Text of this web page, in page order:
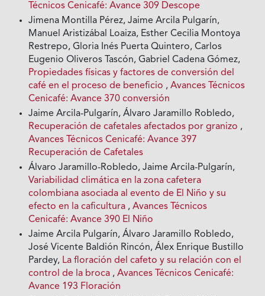
Técnicos Cenicafé: Avance 309 Descope
Jimena Montilla Pérez, Jaime Arcila Pulgarín,
Manuel Aristizábal Loaiza, Esther Cecilia Montoya
Restrepo, Gloria Inés Puerta Quintero, Carlos
Eugenio Oliveros Tascón, Gabriel Cadena Gómez,
Propiedades físicas y factores de conversión del
café en el proceso de beneficio ,Avances Técnicos
Cenicafé: Avance 370 conversión
Jaime Arcila-Pulgarín, Álvaro Jaramillo Robledo,
Recuperación de cafetales afectados por granizo ,
Avances Técnicos Cenicafé: Avance 397
Recuperación de Cafetales
Álvaro Jaramillo-Robledo, Jaime Arcila-Pulgarín,
Variabilidad climática en la zona cafetera
colombiana asociada al evento de El Niño y su
efecto en la caficultura ,Avances Técnicos
Cenicafé: Avance 390 El Niño
Jaime Arcila Pulgarín, Álvaro Jaramillo Robledo,
José Vicente Baldión Rincón, Álex Enrique Bustillo
Pardey, La floración del cafeto y su relación con el
control de la broca ,Avances Técnicos Cenicafé:
Avance 193 Floración